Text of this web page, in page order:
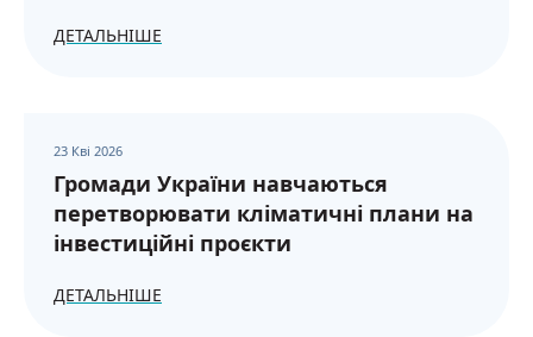
ДЕТАЛЬНІШЕ
23 Кві 2026
Громади України навчаються
перетворювати кліматичні плани на
інвестиційні проєкти
ДЕТАЛЬНІШЕ